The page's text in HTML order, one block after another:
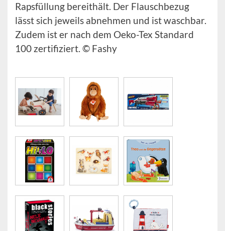
Rapsfüllung bereithält. Der Flauschbezug
lässt sich jeweils abnehmen und ist waschbar.
Zudem ist er nach dem Oeko-Tex Standard
100 zertifiziert. © Fashy